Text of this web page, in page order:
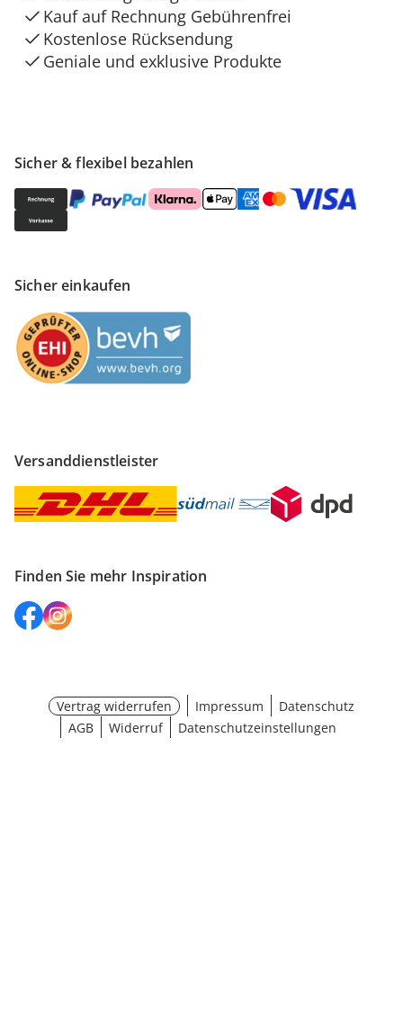
Sicher & flexibel bezahlen
Sicher einkaufen
Versanddienstleister
Finden Sie mehr Inspiration
Kauf auf Rechnung Gebührenfrei
Kostenlose Rücksendung
Geniale und exklusive Produkte
Vertrag widerrufen Impressum
Datenschutz
AGB
Widerruf Datenschutzeinstellungen